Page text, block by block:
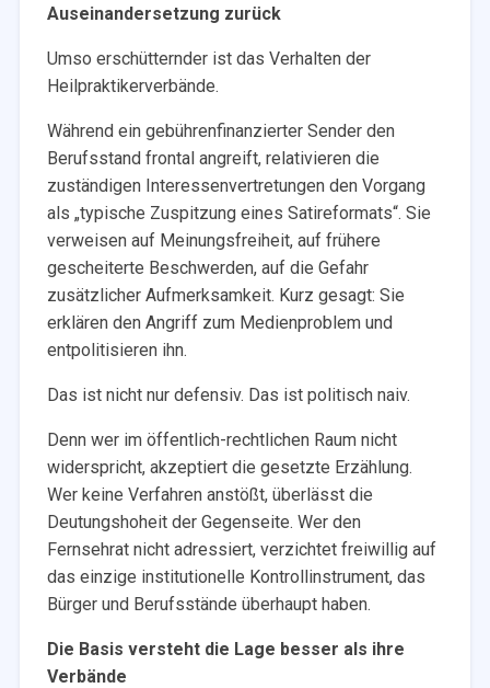
Auseinandersetzung zurück
Umso erschütternder ist das Verhalten der
Heilpraktikerverbände.
Während ein gebührenfinanzierter Sender den
Berufsstand frontal angreift, relativieren die
zuständigen Interessenvertretungen den Vorgang
als „typische Zuspitzung eines Satireformats“. Sie
verweisen auf Meinungsfreiheit, auf frühere
gescheiterte Beschwerden, auf die Gefahr
zusätzlicher Aufmerksamkeit. Kurz gesagt: Sie
erklären den Angriff zum Medienproblem und
entpolitisieren ihn.
Das ist nicht nur defensiv. Das ist politisch naiv.
Denn wer im öffentlich-rechtlichen Raum nicht
widerspricht, akzeptiert die gesetzte Erzählung.
Wer keine Verfahren anstößt, überlässt die
Deutungshoheit der Gegenseite. Wer den
Fernsehrat nicht adressiert, verzichtet freiwillig auf
das einzige institutionelle Kontrollinstrument, das
Bürger und Berufsstände überhaupt haben.
Die Basis versteht die Lage besser als ihre
Verbände